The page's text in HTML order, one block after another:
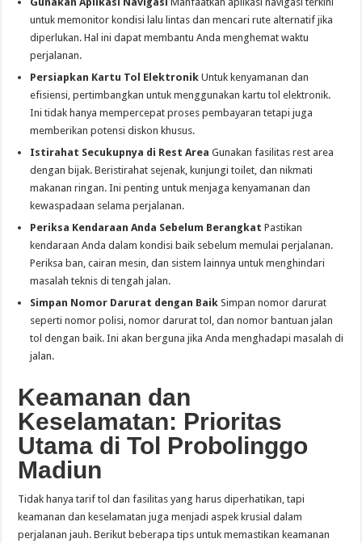
untuk memonitor kondisi lalu lintas dan mencari rute alternatif jika
diperlukan. Hal ini dapat membantu Anda menghemat waktu
perjalanan.
Persiapkan Kartu Tol Elektronik Untuk kenyamanan dan
efisiensi, pertimbangkan untuk menggunakan kartu tol elektronik.
Ini tidak hanya mempercepat proses pembayaran tetapi juga
memberikan potensi diskon khusus.
Istirahat Secukupnya di Rest Area Gunakan fasilitas rest area
dengan bijak. Beristirahat sejenak, kunjungi toilet, dan nikmati
makanan ringan. Ini penting untuk menjaga kenyamanan dan
kewaspadaan selama perjalanan.
Periksa Kendaraan Anda Sebelum Berangkat Pastikan
kendaraan Anda dalam kondisi baik sebelum memulai perjalanan.
Periksa ban, cairan mesin, dan sistem lainnya untuk menghindari
masalah teknis di tengah jalan.
Simpan Nomor Darurat dengan Baik Simpan nomor darurat
seperti nomor polisi, nomor darurat tol, dan nomor bantuan jalan
tol dengan baik. Ini akan berguna jika Anda menghadapi masalah di
jalan.
Keamanan dan
Keselamatan: Prioritas
Utama di Tol Probolinggo
Madiun
Tidak hanya tarif tol dan fasilitas yang harus diperhatikan, tapi
keamanan dan keselamatan juga menjadi aspek krusial dalam
perjalanan jauh. Berikut beberapa tips untuk memastikan keamanan